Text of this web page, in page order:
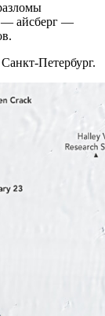
— айсберг —
Петербург.